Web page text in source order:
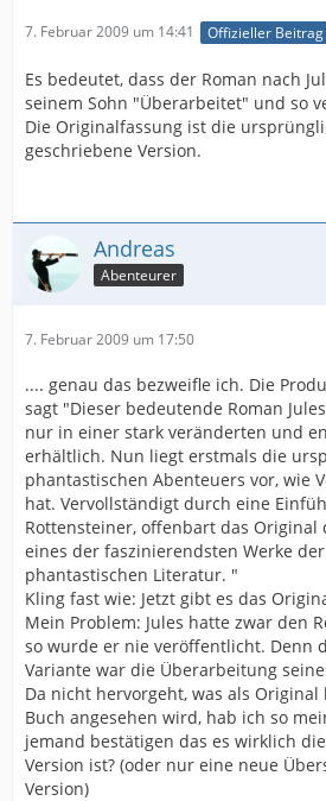
7. Februar 2009 um 14:41 Offizieller Beitrag
Es bedeutet, dass der Roman nach
seinem Sohn "Überarbeitet" und so
Die Originalfassung ist die
geschriebene Version.
Andreas
Abenteurer
7. Februar 2009 um 17:50
.... genau das bezweifle ich. Die
sagt "Dieser bedeutende Roman
nur in einer stark veränderten und
erhältlich. Nun liegt erstmals die
phantastischen Abenteuers vor, wie
hat. Vervollständigt durch eine
Rottensteiner, offenbart das Original
eines der faszinierendsten Werke
phantastischen Literatur. "
Kling fast wie: Jetzt gibt es das
Mein Problem: Jules hatte zwar den
so wurde er nie veröffentlicht. Denn
Variante war die Überarbeitung
Da nicht hervorgeht, was als
Buch angesehen wird, hab ich so
jemand bestätigen das es wirklich
Version ist? (oder nur eine neue
Version)